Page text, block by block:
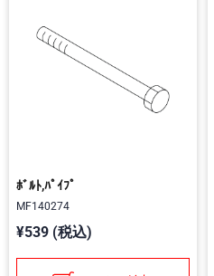
ﾎﾞﾙﾄ,ﾊﾟｲﾌﾟ
MF140274
¥539 (税込)